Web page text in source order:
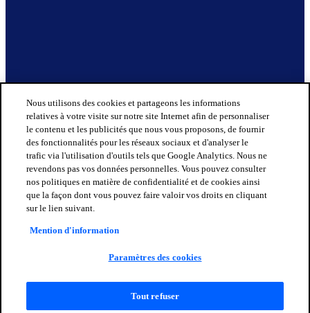
Nous utilisons des cookies et partageons les informations
relatives à votre visite sur notre site Internet afin de personnaliser
le contenu et les publicités que nous vous proposons, de fournir
des fonctionnalités pour les réseaux sociaux et d'analyser le
trafic via l'utilisation d'outils tels que Google Analytics. Nous ne
revendons pas vos données personnelles. Vous pouvez consulter
nos politiques en matière de confidentialité et de cookies ainsi
que la façon dont vous pouvez faire valoir vos droits en cliquant
sur le lien suivant.
Mention d'information
Paramètres des cookies
Tout refuser